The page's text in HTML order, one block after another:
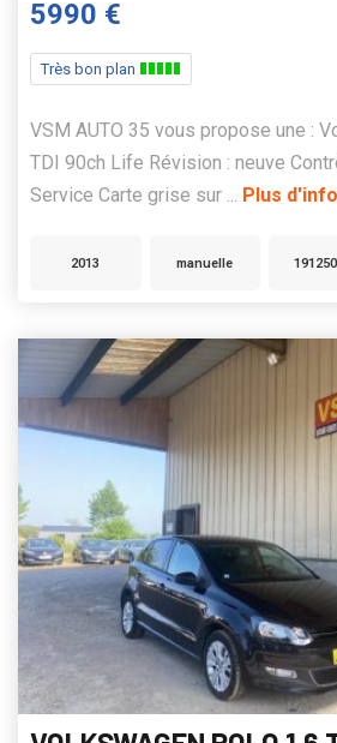
5990 €
Très bon plan
VSM AUTO 35 vous propose une :
TDI 90ch Life Révision : neuve
Service Carte grise sur ... Plus
2013 manuelle